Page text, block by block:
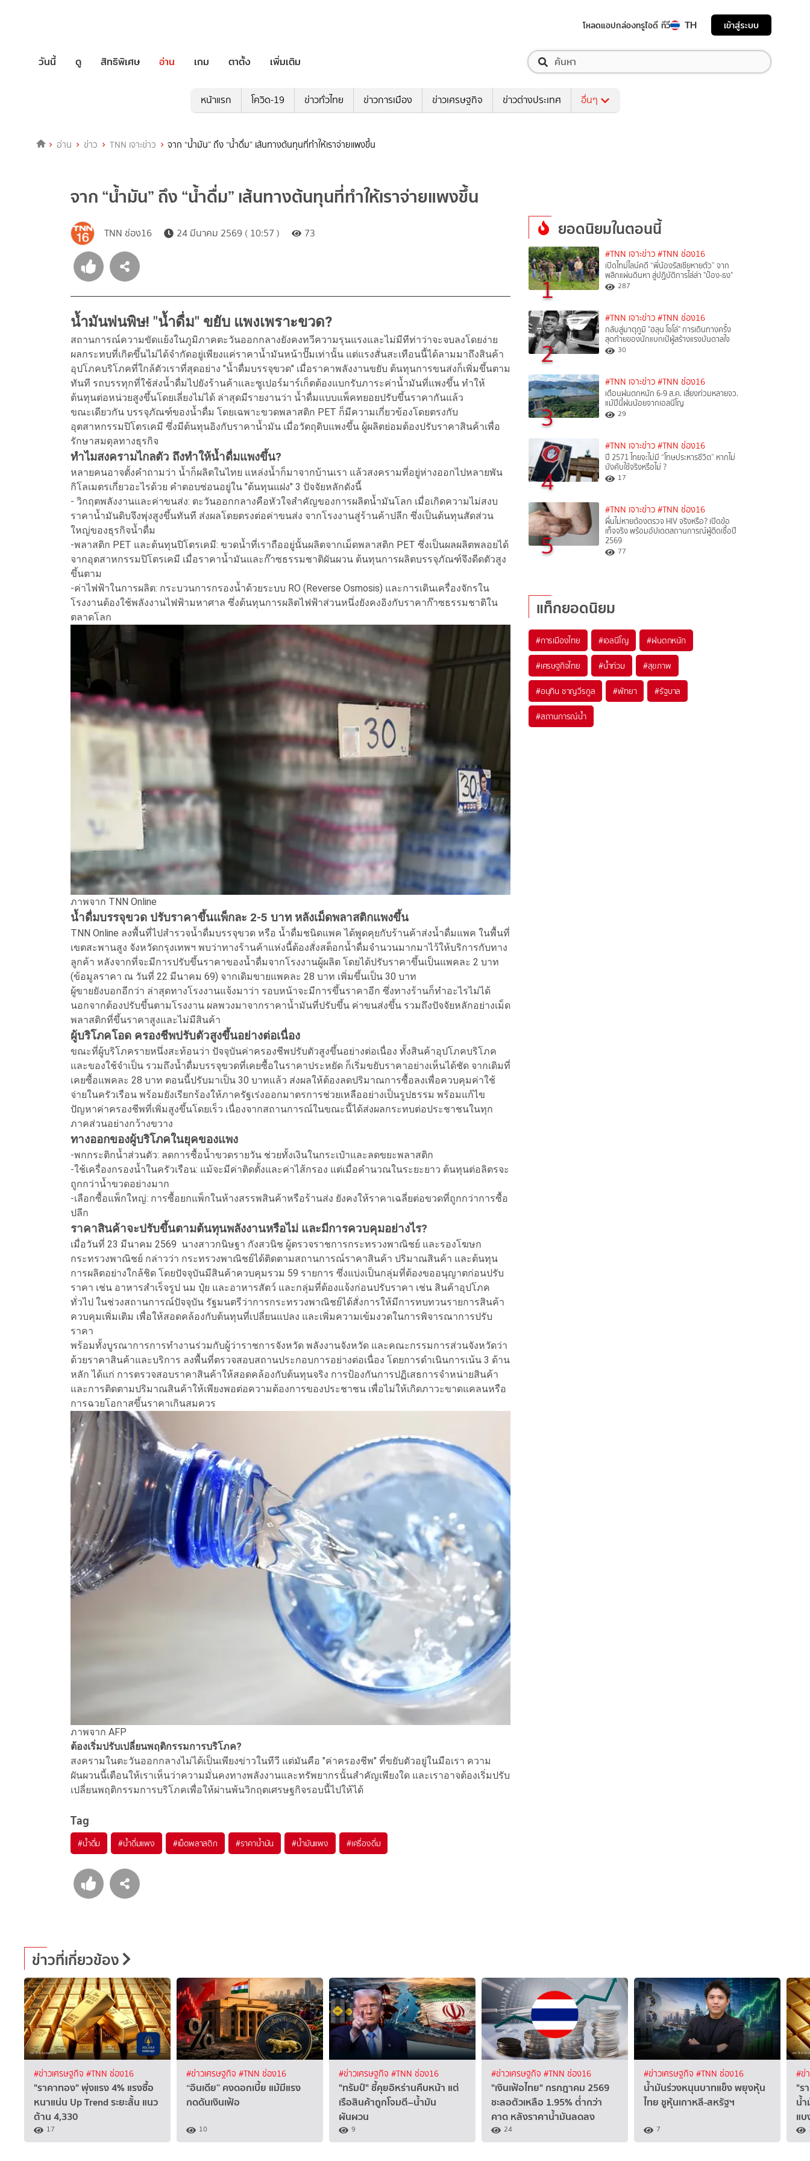
โหลดแอปกล่องทรูไอดี ทีวี TH เข้าสู่ระบบ
วันนี้ ดู สิทธิพิเศษ อ่าน เกม ตาตั้ง เพิ่มเติม
หน้าแรก โควิด-19 ข่าวทั่วไทย ข่าวการเมือง ข่าวเศรษฐกิจ ข่าวต่างประเทศ อื่นๆ
อ่าน ข่าว TNN เจาะข่าว จาก “น้ำมัน” ถึง “น้ำดื่ม” เส้นทางต้นทุนที่ทำให้เราจ่ายแพงขึ้น
จาก “น้ำมัน” ถึง “น้ำดื่ม” เส้นทางต้นทุนที่ทำให้เราจ่ายแพงขึ้น
TNN ช่อง16 24 มีนาคม 2569 ( 10:57 ) 73
น้ำมันพ่นพิษ! "น้ำดื่ม" ขยับ แพงเพราะขวด?
สถานการณ์ความขัดแย้งในภูมิภาคตะวันออกกลางยังคงทวีความรุนแรงและไม่มีทีท่าว่าจะจบลงโดยง่าย
ผลกระทบที่เกิดขึ้นไม่ได้จำกัดอยู่เพียงแค่ราคาน้ำมันหน้าปั๊มเท่านั้น แต่แรงสั่นสะเทือนนี้ได้ลามมาถึงสินค้า
อุปโภคบริโภคที่ใกล้ตัวเราที่สุดอย่าง "น้ำดื่มบรรจุขวด" เมื่อราคาพลังงานขยับ ต้นทุนการขนส่งก็เพิ่มขึ้นตาม
ทันที รถบรรทุกที่ใช้ส่งน้ำดื่มไปยังร้านค้าและซูเปอร์มาร์เก็ตต้องแบกรับภาระค่าน้ำมันที่แพงขึ้น ทำให้
ต้นทุนต่อหน่วยสูงขึ้นโดยเลี่ยงไม่ได้ ล่าสุดมีรายงานว่า น้ำดื่มแบบแพ็คทยอยปรับขึ้นราคากันแล้ว
ขณะเดียวกัน บรรจุภัณฑ์ของน้ำดื่ม โดยเฉพาะขวดพลาสติก PET ก็มีความเกี่ยวข้องโดยตรงกับ
อุตสาหกรรมปิโตรเคมี ซึ่งมีต้นทุนอิงกับราคาน้ำมัน เมื่อวัตถุดิบแพงขึ้น ผู้ผลิตย่อมต้องปรับราคาสินค้าเพื่อ
รักษาสมดุลทางธุรกิจ
ทำไมสงครามไกลตัว ถึงทำให้น้ำดื่มแพงขึ้น?
หลายคนอาจตั้งคำถามว่า น้ำก็ผลิตในไทย แหล่งน้ำก็มาจากบ้านเรา แล้วสงครามที่อยู่ห่างออกไปหลายพัน
กิโลเมตรเกี่ยวอะไรด้วย คำตอบซ่อนอยู่ใน "ต้นทุนแฝง" 3 ปัจจัยหลักดังนี้
- วิกฤตพลังงานและค่าขนส่ง: ตะวันออกกลางคือหัวใจสำคัญของการผลิตน้ำมันโลก เมื่อเกิดความไม่สงบ
ราคาน้ำมันดิบจึงพุ่งสูงขึ้นทันที ส่งผลโดยตรงต่อค่าขนส่ง จากโรงงานสู่ร้านค้าปลีก ซึ่งเป็นต้นทุนสัดส่วน
ใหญ่ของธุรกิจน้ำดื่ม
-พลาสติก PET และต้นทุนปิโตรเคมี: ขวดน้ำที่เราถืออยู่นั้นผลิตจากเม็ดพลาสติก PET ซึ่งเป็นผลผลิตพลอยได้
จากอุตสาหกรรมปิโตรเคมี เมื่อราคาน้ำมันและก๊าซธรรมชาติผันผวน ต้นทุนการผลิตบรรจุภัณฑ์จึงดีดตัวสูง
ขึ้นตาม
-ค่าไฟฟ้าในการผลิต: กระบวนการกรองน้ำด้วยระบบ RO (Reverse Osmosis) และการเดินเครื่องจักรใน
โรงงานต้องใช้พลังงานไฟฟ้ามหาศาล ซึ่งต้นทุนการผลิตไฟฟ้าส่วนหนึ่งยังคงอิงกับราคาก๊าซธรรมชาติใน
ตลาดโลก
ภาพจาก TNN Online
น้ำดื่มบรรจุขวด ปรับราคาขึ้นแพ็กละ 2-5 บาท หลังเม็ดพลาสติกแพงขึ้น
TNN Online ลงพื้นที่ไปสำรวจน้ำดื่มบรรจุขวด หรือ น้ำดื่มชนิดแพค ได้พูดคุยกับร้านค้าส่งน้ำดื่มแพค ในพื้นที่
เขตสะพานสูง จังหวัดกรุงเทพฯ พบว่าทางร้านค้าแห่งนี้ต้องสั่งสต็อกน้ำดื่มจำนวนมากมาไว้ให้บริการกับทาง
ลูกค้า หลังจากที่จะมีการปรับขึ้นราคาของน้ำดื่มจากโรงงานผู้ผลิต โดยได้ปรับราคาขึ้นเป็นแพคละ 2 บาท
(ข้อมูลราคา ณ วันที่ 22 มีนาคม 69) จากเดิมขายแพคละ 28 บาท เพิ่มขึ้นเป็น 30 บาท
ผู้ขายยังบอกอีกว่า ล่าสุดทางโรงงานแจ้งมาว่า รอบหน้าจะมีการขึ้นราคาอีก ซึ่งทางร้านก็ทำอะไรไม่ได้
นอกจากต้องปรับขึ้นตามโรงงาน ผลพวงมาจากราคาน้ำมันที่ปรับขึ้น ค่าขนส่งขึ้น รวมถึงปัจจัยหลักอย่างเม็ด
พลาสติกที่ขึ้นราคาสูงและไม่มีสินค้า
ผู้บริโภคโอด ครองชีพปรับตัวสูงขึ้นอย่างต่อเนื่อง
ขณะที่ผู้บริโภครายหนึ่งสะท้อนว่า ปัจจุบันค่าครองชีพปรับตัวสูงขึ้นอย่างต่อเนื่อง ทั้งสินค้าอุปโภคบริโภค
และของใช้จำเป็น รวมถึงน้ำดื่มบรรจุขวดที่เคยซื้อในราคาประหยัด ก็เริ่มขยับราคาอย่างเห็นได้ชัด จากเดิมที่
เคยซื้อแพคละ 28 บาท ตอนนี้ปรับมาเป็น 30 บาทแล้ว ส่งผลให้ต้องลดปริมาณการซื้อลงเพื่อควบคุมค่าใช้
จ่ายในครัวเรือน พร้อมยังเรียกร้องให้ภาครัฐเร่งออกมาตรการช่วยเหลืออย่างเป็นรูปธรรม พร้อมแก้ไข
ปัญหาค่าครองชีพที่เพิ่มสูงขึ้นโดยเร็ว เนื่องจากสถานการณ์ในขณะนี้ได้ส่งผลกระทบต่อประชาชนในทุก
ภาคส่วนอย่างกว้างขวาง
ทางออกของผู้บริโภคในยุคของแพง
-พกกระติกน้ำส่วนตัว: ลดการซื้อน้ำขวดรายวัน ช่วยทั้งเงินในกระเป๋าและลดขยะพลาสติก
-ใช้เครื่องกรองน้ำในครัวเรือน: แม้จะมีค่าติดตั้งและค่าไส้กรอง แต่เมื่อคำนวณในระยะยาว ต้นทุนต่อลิตรจะ
ถูกกว่าน้ำขวดอย่างมาก
-เลือกซื้อแพ็กใหญ่: การซื้อยกแพ็กในห้างสรรพสินค้าหรือร้านส่ง ยังคงให้ราคาเฉลี่ยต่อขวดที่ถูกกว่าการซื้อ
ปลีก
ราคาสินค้าจะปรับขึ้นตามต้นทุนพลังงานหรือไม่ และมีการควบคุมอย่างไร?
เมื่อวันที่ 23 มีนาคม 2569 นางสาวกนิษฐา กังสวนิช ผู้ตรวจราชการกระทรวงพาณิชย์ และรองโฆษก
กระทรวงพาณิชย์ กล่าวว่า กระทรวงพาณิชย์ได้ติดตามสถานการณ์ราคาสินค้า ปริมาณสินค้า และต้นทุน
การผลิตอย่างใกล้ชิด โดยปัจจุบันมีสินค้าควบคุมรวม 59 รายการ ซึ่งแบ่งเป็นกลุ่มที่ต้องขออนุญาตก่อนปรับ
ราคา เช่น อาหารสำเร็จรูป นม ปุ๋ย และอาหารสัตว์ และกลุ่มที่ต้องแจ้งก่อนปรับราคา เช่น สินค้าอุปโภค
ทั่วไป ในช่วงสถานการณ์ปัจจุบัน รัฐมนตรีว่าการกระทรวงพาณิชย์ได้สั่งการให้มีการทบทวนรายการสินค้า
ควบคุมเพิ่มเติม เพื่อให้สอดคล้องกับต้นทุนที่เปลี่ยนแปลง และเพิ่มความเข้มงวดในการพิจารณาการปรับ
ราคา
พร้อมทั้งบูรณาการการทำงานร่วมกับผู้ว่าราชการจังหวัด พลังงานจังหวัด และคณะกรรมการส่วนจังหวัดว่า
ด้วยราคาสินค้าและบริการ ลงพื้นที่ตรวจสอบสถานประกอบการอย่างต่อเนื่อง โดยการดำเนินการเน้น 3 ด้าน
หลัก ได้แก่ การตรวจสอบราคาสินค้าให้สอดคล้องกับต้นทุนจริง การป้องกันการปฏิเสธการจำหน่ายสินค้า
และการติดตามปริมาณสินค้าให้เพียงพอต่อความต้องการของประชาชน เพื่อไม่ให้เกิดภาวะขาดแคลนหรือ
การฉวยโอกาสขึ้นราคาเกินสมควร
ภาพจาก AFP
ต้องเริ่มปรับเปลี่ยนพฤติกรรมการบริโภค?
สงครามในตะวันออกกลางไม่ได้เป็นเพียงข่าวในทีวี แต่มันคือ "ค่าครองชีพ" ที่ขยับตัวอยู่ในมือเรา ความ
ผันผวนนี้เตือนให้เราเห็นว่าความมั่นคงทางพลังงานและทรัพยากรนั้นสำคัญเพียงใด และเราอาจต้องเริ่มปรับ
เปลี่ยนพฤติกรรมการบริโภคเพื่อให้ผ่านพ้นวิกฤตเศรษฐกิจรอบนี้ไปให้ได้
Tag
#น้ำดื่ม #น้ำดื่มแพง #เม็ดพลาสติก #ราคาน้ำมัน #น้ำมันแพง #เครื่องดื่ม
ยอดนิยมในตอนนี้
1
#TNN เจาะข่าว #TNN ช่อง16
เปิดไทม์ไลน์คดี “พี่น้องรัสเซียหายตัว” จาก
พลิกแผ่นดินหา สู่ปฏิบัติการไล่ล่า "ป๋อง-ธง"
287
2
#TNN เจาะข่าว #TNN ช่อง16
กลับสู่มาตุภูมิ "ฮลุน โซโล่" การเดินทางครั้ง
สุดท้ายของนักแบกเป้ผู้สร้างแรงบันดาลใจ
30
3
#TNN เจาะข่าว #TNN ช่อง16
เตือนฝนตกหนัก 6-9 ส.ค. เสี่ยงท่วมหลายจว.
แม้ปีนี้ฝนน้อยจากเอลนีโญ
29
4
#TNN เจาะข่าว #TNN ช่อง16
ปี 2571 ไทยจะไม่มี “โทษประหารชีวิต” หากไม่
บังคับใช้จริงหรือไม่ ?​
17
5
#TNN เจาะข่าว #TNN ช่อง16
ผื่นไม่หายต้องตรวจ HIV จริงหรือ? เปิดข้อ
เท็จจริง พร้อมอัปเดตสถานการณ์ผู้ติดเชื้อปี
2569
77
แท็กยอดนิยม
#การเมืองไทย #เอลนีโญ #ฝนตกหนัก
#เศรษฐกิจไทย #น้ำท่วม #สุขภาพ
#อนุทิน ชาญวีรกูล #พัทยา #รัฐบาล
#สถานการณ์น้ำ
ข่าวที่เกี่ยวข้อง
#ข่าวเศรษฐกิจ #TNN ช่อง16
"ราคาทอง" พุ่งแรง 4% แรงซื้อ
หนาแน่น Up Trend ระยะสั้น แนว
ต้าน 4,330
17
#ข่าวเศรษฐกิจ #TNN ช่อง16
“อินเดีย” คงดอกเบี้ย แม้มีแรง
กดดันเงินเฟ้อ
10
#ข่าวเศรษฐกิจ #TNN ช่อง16
"ทรัมป์" ชี้คุยอิหร่านคืบหน้า แต่
เรือสินค้าถูกโจมตี–น้ำมัน
ผันผวน
9
#ข่าวเศรษฐกิจ #TNN ช่อง16
"เงินเฟ้อไทย" กรกฎาคม 2569
ชะลอตัวเหลือ 1.95% ต่ำกว่า
คาด หลังราคาน้ำมันลดลง
24
#ข่าวเศรษฐกิจ #TNN ช่อง16
น้ำมันร่วงหนุนบาทแข็ง พยุงหุ้น
ไทย ชูหุ้นเกาหลี-สหรัฐฯ
7
#ข่
"ร
น้
แ